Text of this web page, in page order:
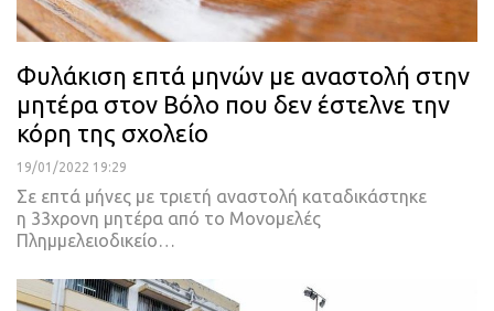
Φυλάκιση επτά μηνών με αναστολή στην
μητέρα στον Βόλο που δεν έστελνε την
κόρη της σχολείο
19/01/2022 19:29
Σε επτά μήνες με τριετή αναστολή καταδικάστηκε
η 33χρονη μητέρα από το Μονομελές
Πλημμελειοδικείο…